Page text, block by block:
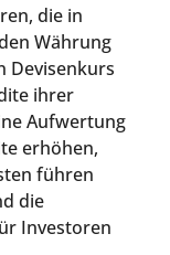
die in
Währung
Devisenkurs
ihrer
Aufwertung
erhöhen,
führen
die
Investoren